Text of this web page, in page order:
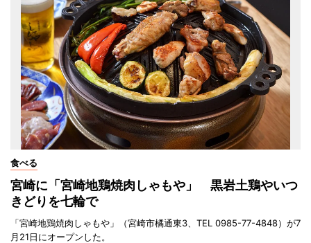
食べる
宮崎に「宮崎地鶏焼肉しゃもや」 黒岩土鶏やいつ
きどりを七輪で
「宮崎地鶏焼肉しゃもや」（宮崎市橘通東3、TEL 0985-77-4848）が7
月21日にオープンした。